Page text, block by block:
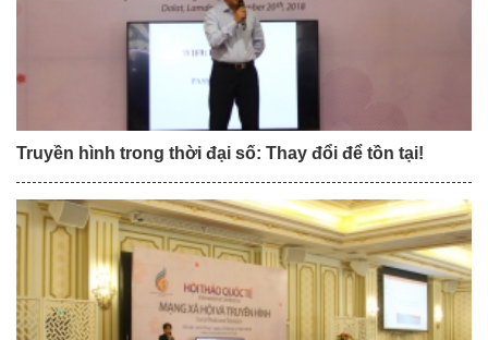
Truyền hình trong thời đại số: Thay đổi để tồn tại!